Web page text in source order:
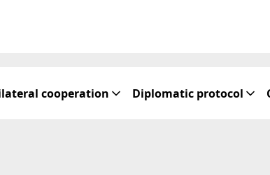
cooperation Diplomatic protocol